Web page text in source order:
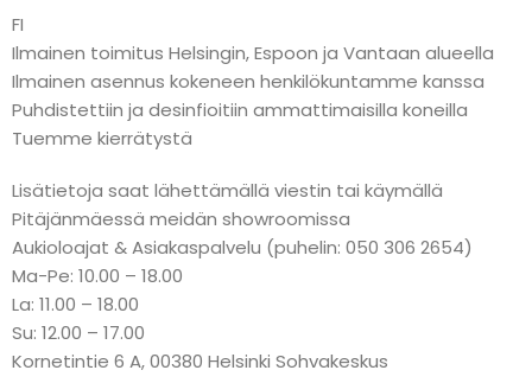
FI
Ilmainen toimitus Helsingin, Espoon ja Vantaan alueella
Ilmainen asennus kokeneen henkilökuntamme kanssa
Puhdistettiin ja desinfioitiin ammattimaisilla koneilla
Tuemme kierrätystä
Lisätietoja saat lähettämällä viestin tai käymällä
Pitäjänmäessä meidän showroomissa
Aukioloajat & Asiakaspalvelu (puhelin: 050 306 2654)
Ma-Pe: 10.00 – 18.00
La: 11.00 – 18.00
Su: 12.00 – 17.00
Kornetintie 6 A, 00380 Helsinki Sohvakeskus